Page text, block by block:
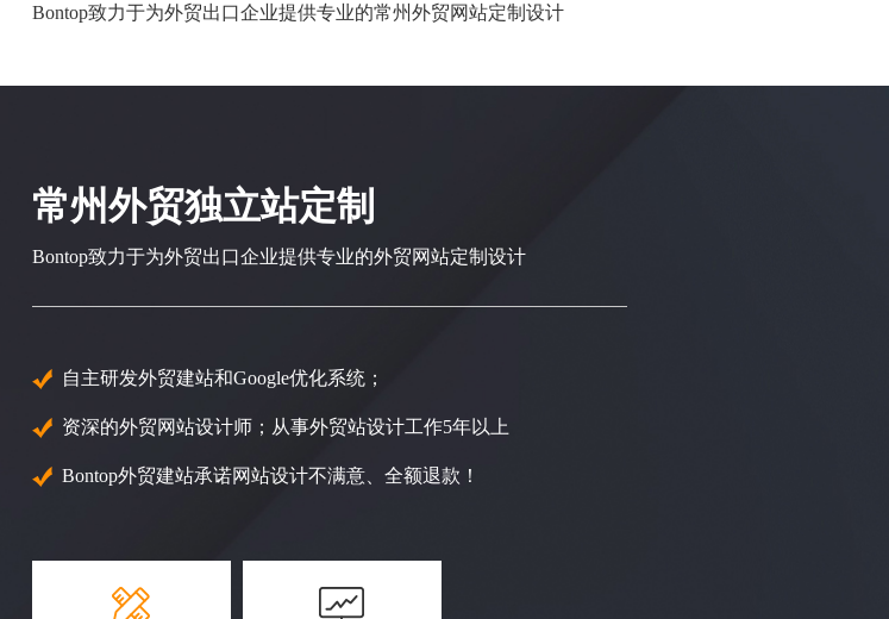
Bontop致力于为外贸出口企业提供专业的常州外贸网站定制设计
常州外贸独立站定制
Bontop致力于为外贸出口企业提供专业的外贸网站定制设计
自主研发外贸建站和Google优化系统；
资深的外贸网站设计师；从事外贸站设计工作5年以上
Bontop外贸建站承诺网站设计不满意、全额退款！